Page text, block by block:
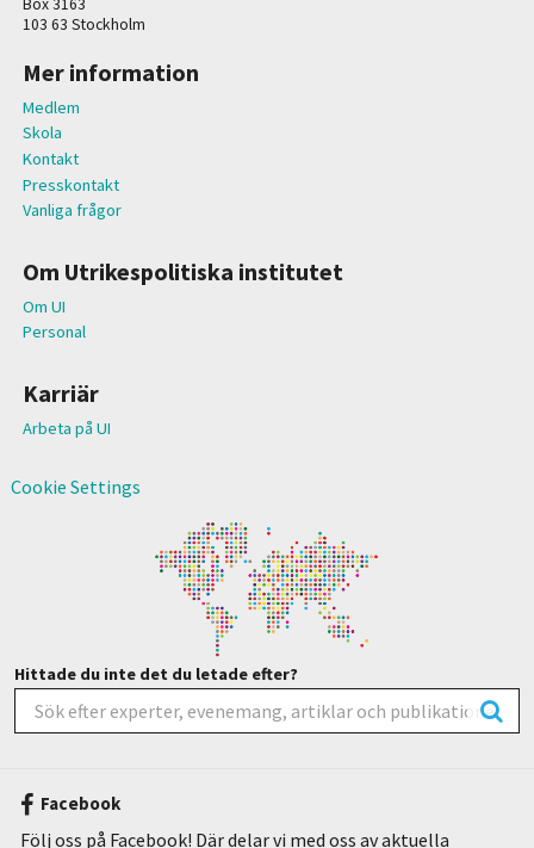
Box 3163
103 63 Stockholm
Mer information
Medlem
Skola
Kontakt
Presskontakt
Vanliga frågor
Om Utrikespolitiska institutet
Om UI
Personal
Karriär
Arbeta på UI
Cookie Settings
Hittade du inte det du letade efter?
Facebook
Följ oss på Facebook! Där delar vi med oss av aktuella